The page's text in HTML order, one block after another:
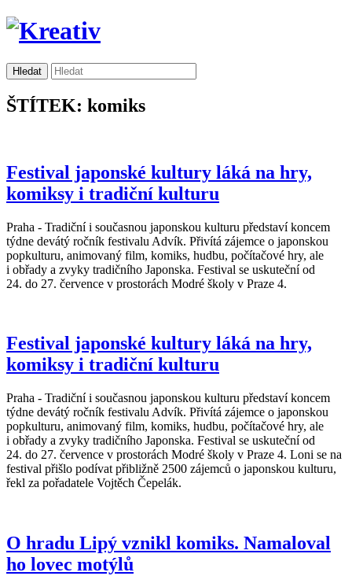
ŠTÍTEK: komiks
Festival japonské kultury láká na hry,
komiksy i tradiční kulturu
Praha - Tradiční i současnou japonskou kulturu představí koncem
týdne devátý ročník festivalu Advík. Přivítá zájemce o japonskou
popkulturu, animovaný film, komiks, hudbu, počítačové hry, ale
i obřady a zvyky tradičního Japonska. Festival se uskuteční od
24. do 27. července v prostorách Modré školy v Praze 4.
Festival japonské kultury láká na hry,
komiksy i tradiční kulturu
Praha - Tradiční i současnou japonskou kulturu představí koncem
týdne devátý ročník festivalu Advík. Přivítá zájemce o japonskou
popkulturu, animovaný film, komiks, hudbu, počítačové hry, ale
i obřady a zvyky tradičního Japonska. Festival se uskuteční od
24. do 27. července v prostorách Modré školy v Praze 4. Loni se na
festival přišlo podívat přibližně 2500 zájemců o japonskou kulturu,
řekl za pořadatele Vojtěch Čepelák.
O hradu Lipý vznikl komiks. Namaloval
ho lovec motýlů